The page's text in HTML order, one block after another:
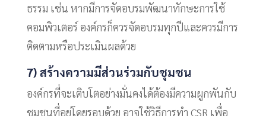
ธรรม เช่น หากมีการจัดอบรมพัฒนาทักษะการใช้
คอมพิวเตอร์ องค์กรก็ควรจัดอบรมทุกปีและควรมีการ
ติดตามหรือประเมินผลด้วย
7) สร้างความมีส่วนร่วมกับชุมชน
องค์กรที่จะเติบโตอย่างมั่นคงได้ต้องมีความผูกพันกับ
ชุมชนที่อยู่โดยรอบด้วย อาจใช้วิธีการทำ CSR เพื่อ